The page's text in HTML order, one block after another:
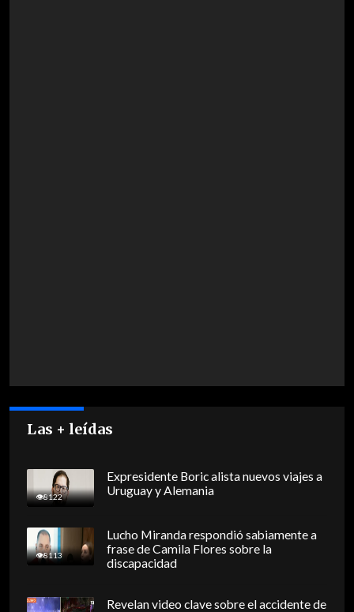
Las + leídas
8122
Expresidente Boric alista nuevos viajes a
Uruguay y Alemania
8113
Lucho Miranda respondió sabiamente a
frase de Camila Flores sobre la
discapacidad
Revelan video clave sobre el accidente de